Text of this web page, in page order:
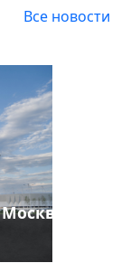
Все новости